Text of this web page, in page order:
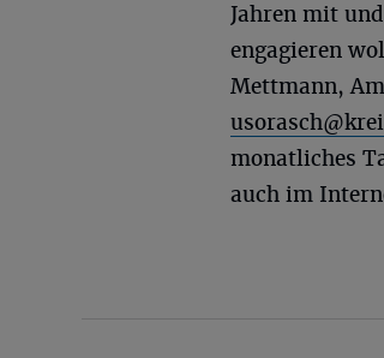
Jahren mit
engagieren
Mettmann,
monatliches
auch im